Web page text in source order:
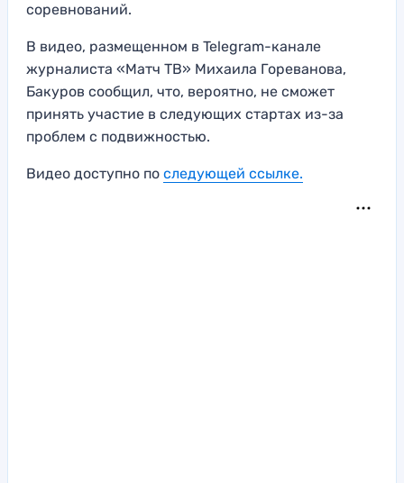
соревнований.
В видео, размещенном в Telegram-канале
журналиста «Матч ТВ» Михаила Гореванова,
Бакуров сообщил, что, вероятно, не сможет
принять участие в следующих стартах из-за
проблем с подвижностью.
Видео доступно по следующей ссылке.